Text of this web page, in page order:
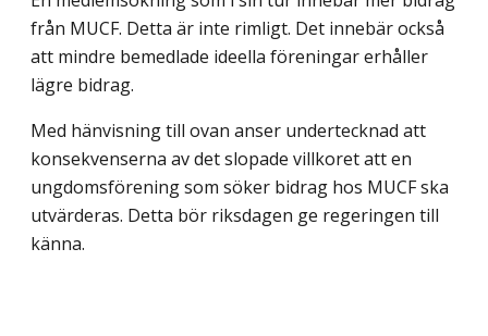
från MUCF. Detta är inte rimligt. Det innebär också
att mindre bemedlade ideella föreningar erhåller
lägre bidrag.
Med hänvisning till ovan anser undertecknad att
konsekvenserna av det slopade villkoret att en
ungdomsförening som söker bidrag hos MUCF ska
utvärderas. Detta bör riksdagen ge regeringen till
känna.